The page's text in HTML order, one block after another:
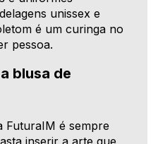
unissex e
é um curinga no
pessoa.
blusa de
FuturaIM é sempre